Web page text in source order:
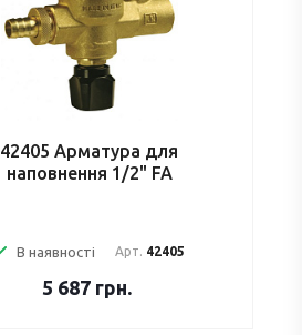
42405 Арматура для
наповнення 1/2" FA
В наявності Арт. 42405
5 687 грн.